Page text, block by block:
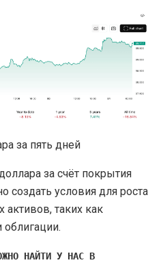
за пять дней
за счёт покрытия
создать условия для роста
таких как
облигации.
НАЙТИ У НАС В